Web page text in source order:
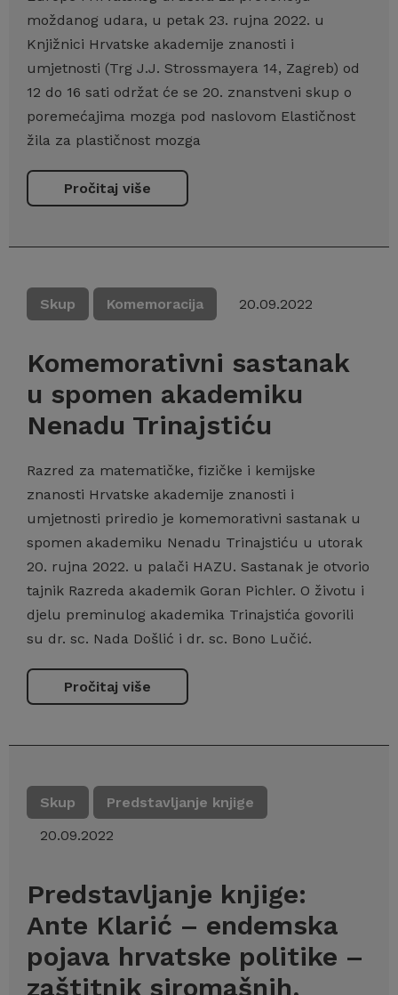
moždanog udara, u petak 23. rujna 2022. u
Knjižnici Hrvatske akademije znanosti i
umjetnosti (Trg J.J. Strossmayera 14, Zagreb) od
12 do 16 sati održat će se 20. znanstveni skup o
poremećajima mozga pod naslovom Elastičnost
žila za plastičnost mozga
Pročitaj više
Skup Komemoracija 20.09.2022
Komemorativni sastanak
u spomen akademiku
Nenadu Trinajstiću
Razred za matematičke, fizičke i kemijske
znanosti Hrvatske akademije znanosti i
umjetnosti priredio je komemorativni sastanak u
spomen akademiku Nenadu Trinajstiću u utorak
20. rujna 2022. u palači HAZU. Sastanak je otvorio
tajnik Razreda akademik Goran Pichler. O životu i
djelu preminulog akademika Trinajstića govorili
su dr. sc. Nada Došlić i dr. sc. Bono Lučić.
Pročitaj više
Skup
Predstavljanje knjige
20.09.2022
Predstavljanje knjige:
Ante Klarić – endemska
pojava hrvatske politike –
zaštitnik siromašnih,